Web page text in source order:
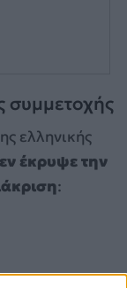
συμμετοχής
ελληνικής
έκρυψε την
: